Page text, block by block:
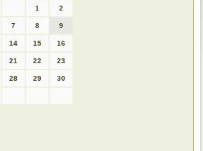
1 2
7 8 9
14 15 16
21 22 23
28 29 30